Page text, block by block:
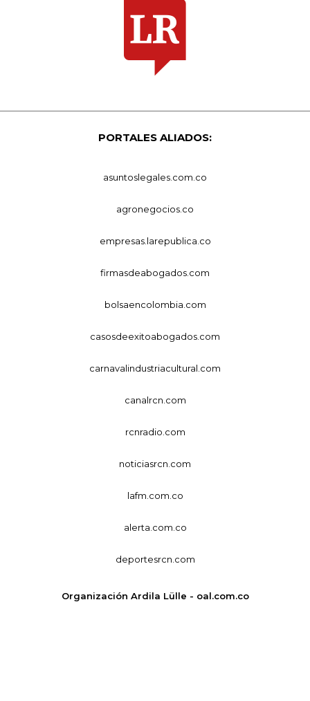
PORTALES ALIADOS:
asuntoslegales.com.co
agronegocios.co
empresas.larepublica.co
firmasdeabogados.com
bolsaencolombia.com
casosdeexitoabogados.com
carnavalindustriacultural.com
canalrcn.com
rcnradio.com
noticiasrcn.com
lafm.com.co
alerta.com.co
deportesrcn.com
Organización Ardila Lülle - oal.com.co